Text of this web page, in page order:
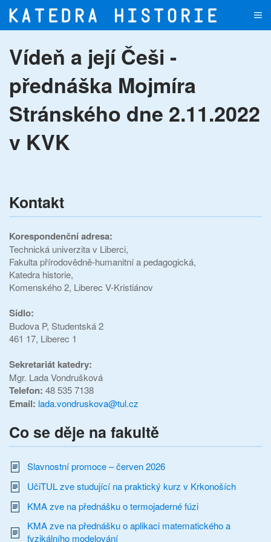
Přejít na hlavní obsah
Vídeň a její Češi -
přednáška Mojmíra
Stránského dne 2.11.2022
v KVK
Kontakt
Korespondenční adresa:
Technická univerzita v Liberci,
Fakulta přírodovědně-humanitní a pedagogická,
Katedra historie,
Komenského 2, Liberec V-Kristiánov
Sídlo:
Budova P, Studentská 2
461 17, Liberec 1
Sekretariát katedry:
Mgr. Lada Vondrušková
Telefon: 48 535 7138
Email: lada.vondruskova@tul.cz
Co se děje na fakultě
Slavnostní promoce – červen 2026
UčiTUL zve studující na praktický kurz v Krkonoších
KMA zve na přednášku o termojaderné fúzi
KMA zve na přednášku o aplikaci matematického a
fyzikálního modelování